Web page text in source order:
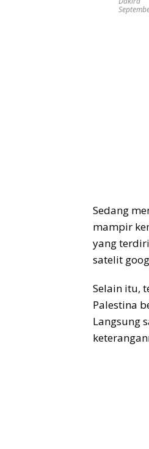
Sedang
mampir
yang
satelit
Selain itu,
Palestina
Langsung